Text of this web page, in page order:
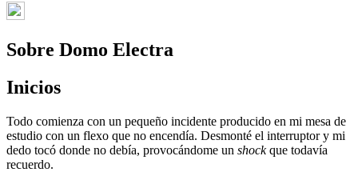
Sobre Domo Electra
Inicios
Todo comienza con un pequeño incidente producido en mi mesa de
estudio con un flexo que no encendía. Desmonté el interruptor y mi
dedo tocó donde no debía, provocándome un shockque todavía
recuerdo.